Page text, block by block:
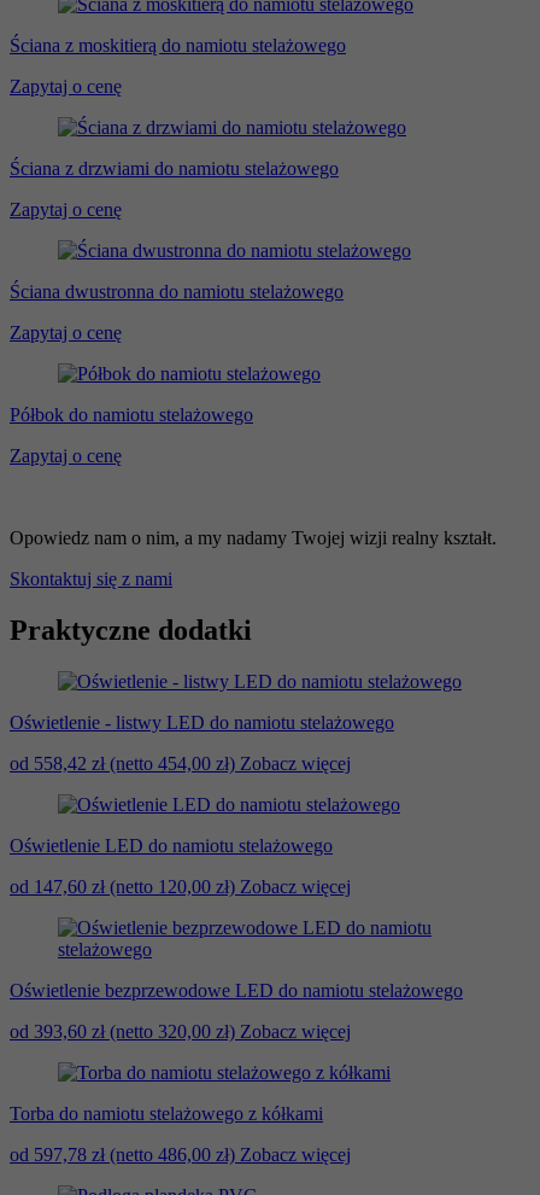
Ściana z moskitierą do namiotu stelażowego
Zapytaj o cenę
Ściana z drzwiami do namiotu stelażowego
Zapytaj o cenę
Ściana dwustronna do namiotu stelażowego
Zapytaj o cenę
Półbok do namiotu stelażowego
Zapytaj o cenę
Opowiedz nam o nim, a my nadamy Twojej wizji realny kształt.
Skontaktuj się z nami
Praktyczne dodatki
Oświetlenie - listwy LED do namiotu stelażowego
od 558,42 zł(netto 454,00 zł) Zobacz więcej
Oświetlenie LED do namiotu stelażowego
od 147,60 zł(netto 120,00 zł) Zobacz więcej
Oświetlenie bezprzewodowe LED do namiotu stelażowego
od 393,60 zł(netto 320,00 zł) Zobacz więcej
Torba do namiotu stelażowego z kółkami
od 597,78 zł(netto 486,00 zł) Zobacz więcej